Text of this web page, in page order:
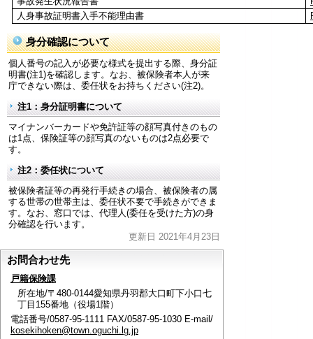
人身事故証明書入手不能理由書
身分確認について
個人番号の記入が必要な様式を提出する際、身分証
明書(注1)を確認します。なお、被保険者本人が来
庁できない際は、委任状をお持ちください(注2)。
注1：身分証明書について
マイナンバーカードや免許証等の顔写真付きのもの
は1点、保険証等の顔写真のないものは2点必要で
す。
注2：委任状について
被保険者証等の再発行手続きの場合、被保険者の属
する世帯の世帯主は、委任状不要で手続きができま
す。なお、窓口では、代理人(委任を受けた方)の身
分確認を行います。
更新日 2021年4月23日
お問合わせ先
戸籍保険課
所在地/〒480-0144愛知県丹羽郡大口町下小口七
丁目155番地（役場1階）
電話番号/0587-95-1111 FAX/0587-95-1030 E-mail/
kosekihoken@town.oguchi.lg.jp